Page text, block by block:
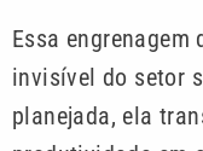
Essa
invisível do setor
planejada, ela